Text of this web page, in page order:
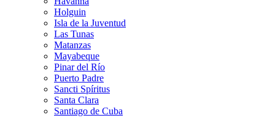
Holguin
Isla de la Juventud
Las Tunas
Matanzas
Mayabeque
Pinar del Río
Puerto Padre
Sancti Spíritus
Santa Clara
Santiago de Cuba